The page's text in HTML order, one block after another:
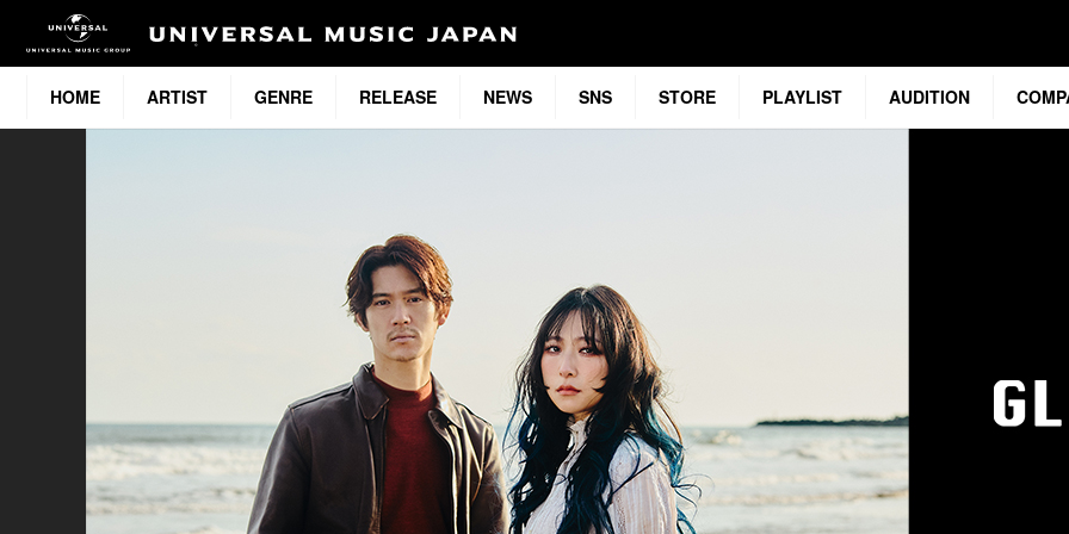
HOME ARTIST GENRE RELEASE NEWS SNS STORE PLAYLIST AUDITION